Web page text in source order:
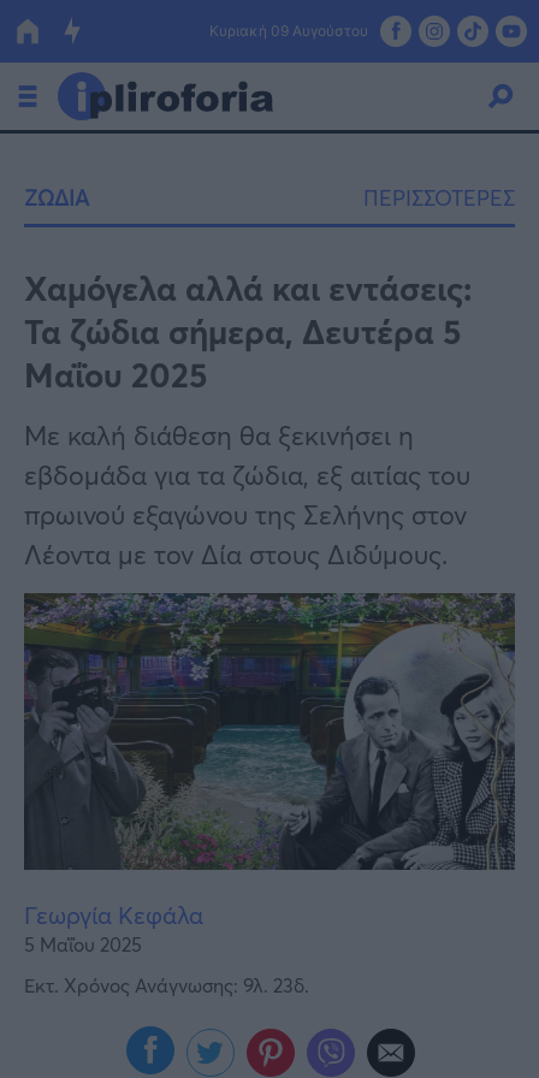
Κυριακή 09 Αυγούστου
Οικονομία
Πολιτική
Τράπεζες
Επιδοτήσεις
ΕΣΠΑ
Κόσμος
Lifestyle
Αθλητικά
Υγεία
Γυναίκα
Καιρός
ΖΩΔΙΑ ΠΕΡΙΣΣΟΤΕΡΕΣ
Χαμόγελα αλλά και εντάσεις:
Τα ζώδια σήμερα, Δευτέρα 5
Μαΐου 2025
Με καλή διάθεση θα ξεκινήσει η
εβδομάδα για τα ζώδια, εξ αιτίας του
πρωινού εξαγώνου της Σελήνης στον
Λέοντα με τον Δία στους Διδύμους.
Γεωργία Κεφάλα
5 Μαΐου 2025
Εκτ. Χρόνος Ανάγνωσης: 9λ. 23δ.